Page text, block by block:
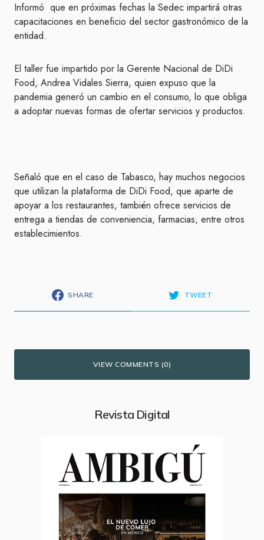
Informó que en próximas fechas la Sedec impartirá otras
capacitaciones en beneficio del sector gastronómico de la
entidad.
El taller fue impartido por la Gerente Nacional de DiDi
Food, Andrea Vidales Sierra, quien expuso que la
pandemia generó un cambio en el consumo, lo que obliga
a adoptar nuevas formas de ofertar servicios y productos.
Señaló que en el caso de Tabasco, hay muchos negocios
que utilizan la plataforma de DiDi Food, que aparte de
apoyar a los restaurantes, también ofrece servicios de
entrega a tiendas de conveniencia, farmacias, entre otros
establecimientos.
SHARE TWEET
VIEW COMMENTS (0)
Revista Digital